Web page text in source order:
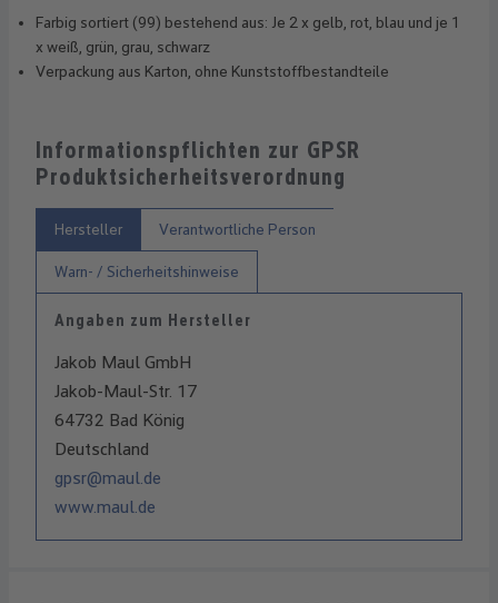
Farbig sortiert (99) bestehend aus: Je 2 x gelb, rot, blau und je 1
x weiß, grün, grau, schwarz
Verpackung aus Karton, ohne Kunststoffbestandteile
Informationspflichten zur GPSR
Produktsicherheitsverordnung
Hersteller Verantwortliche Person
Warn- / Sicherheitshinweise
Angaben zum Hersteller
Jakob Maul GmbH
Jakob-Maul-Str. 17
64732 Bad König
Deutschland
gpsr@maul.de
www.maul.de